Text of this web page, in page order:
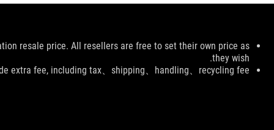
تنبيه
قانوني
resale price. All resellers are free to set their own price as
they wish.
extra fee, including tax、shipping、handling、recycling fee.